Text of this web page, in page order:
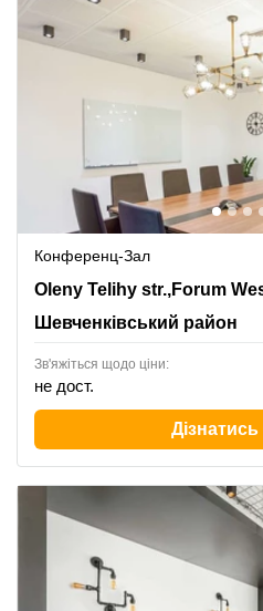
Конференц-Зал
6 Oleny Telihy str.,Forum
Шевченківський район
Oleny Telihy str.,Forum
Шевченківський район
Зв'яжіться щодо ціни:
не дост.